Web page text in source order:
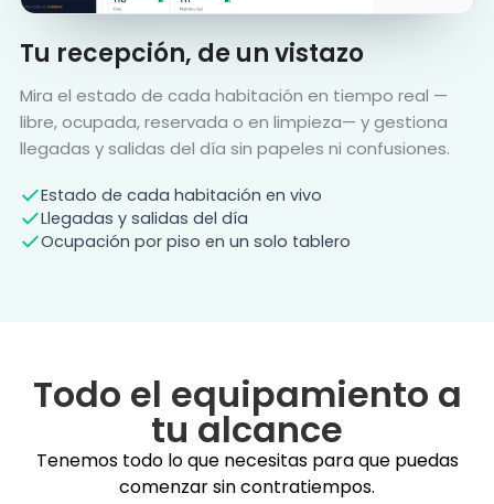
Tu recepción, de un vistazo
Mira el estado de cada habitación en tiempo real —
libre, ocupada, reservada o en limpieza— y gestiona
llegadas y salidas del día sin papeles ni confusiones.
Estado de cada habitación en vivo
Llegadas y salidas del día
Ocupación por piso en un solo tablero
Todo el equipamiento a
tu alcance
Tenemos todo lo que necesitas para que puedas
comenzar sin contratiempos.